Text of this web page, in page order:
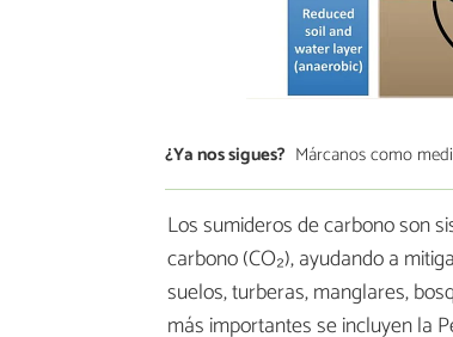
¿Ya nos sigues? Márcanos como
Los sumideros de carbono son
carbono (CO₂), ayudando a
suelos, turberas, manglares,
más importantes se incluyen la